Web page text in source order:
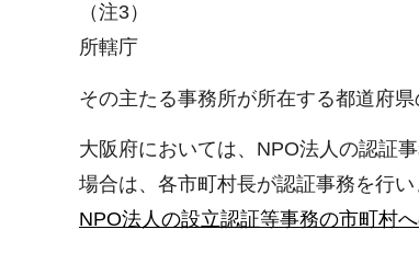
（注3）
所轄庁
その主たる事務所が所在する都道府
大阪府においては、NPO法人の認証
場合は、各市町村長が認証事務を行い
NPO法人の設立認証等事務の市町村